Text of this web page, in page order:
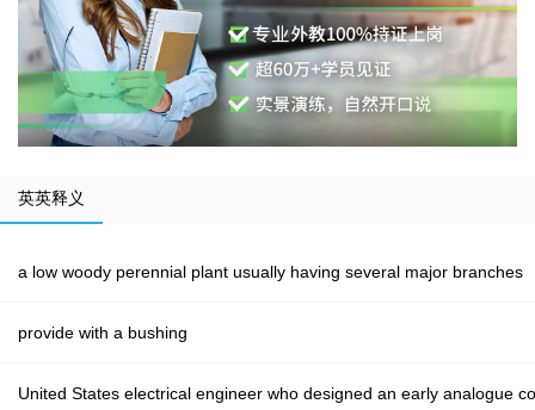
英英释义
a low woody perennial plant usually having several major branches
provide with a bushing
United States electrical engineer who designed an early analogue